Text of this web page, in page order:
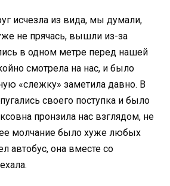
исчезла из вида, мы думали,
не прячась, вышли из-за
в одном метре перед нашей
смотрела на нас, и было
«слежку» заметила давно. В
своего поступка и было
пронзила нас взглядом, не
ее молчание было хуже любых
автобус, она вместе со